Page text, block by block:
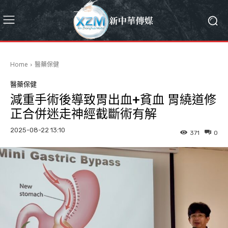
Home 醫藥保健
醫藥保健
減重手術後導致胃出血+貧血 胃繞道修
正合併迷走神經截斷術有解
2025-08-22 13:10 0
371